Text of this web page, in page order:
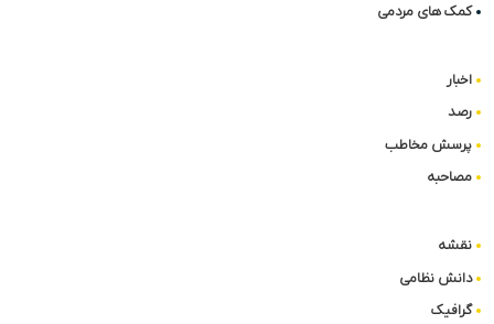
کمک های مردمی
اخبار
رصد
پرسش مخاطب
مصاحبه
نقشه
دانش نظامی
گرافیک